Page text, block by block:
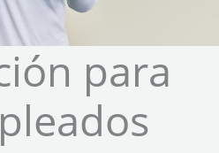
para